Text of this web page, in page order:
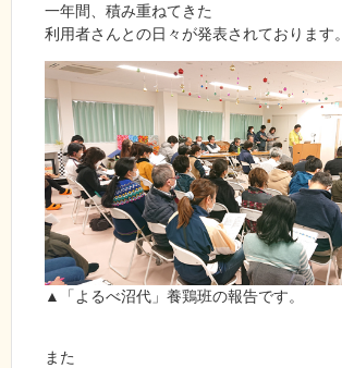
一年間、積み重ねてきた
利用者さんとの日々が発表されております。
▲「よるべ沼代」養鶏班の報告です。
また